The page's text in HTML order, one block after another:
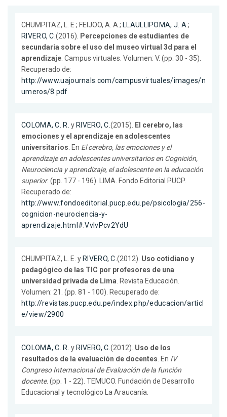
CHUMPITAZ, L. E.; FEIJOO, A. A.; LLAULLIPOMA, J. A.;
RIVERO, C.(2016). Percepciones de estudiantes de
secundaria sobre el uso del museo virtual 3d para el
aprendizaje. Campus virtuales. Volumen: V. (pp. 30 - 35).
Recuperado de:
http://www.uajournals.com/campusvirtuales/images/n
umeros/8.pdf
COLOMA, C. R. y RIVERO, C.(2015). El cerebro, las
emociones y el aprendizaje en adolescentes
universitarios. En El cerebro, las emociones y el
aprendizaje en adolescentes universitarios en Cognición,
Neurociencia y aprendizaje, el adolescente en la educación
superior. (pp. 177 - 196). LIMA. Fondo Editorial PUCP.
Recuperado de:
http://www.fondoeditorial.pucp.edu.pe/psicologia/256-
cognicion-neurociencia-y-
aprendizaje.html#.VvlvPcv2YdU
CHUMPITAZ, L. E. y RIVERO, C.(2012). Uso cotidiano y
pedagógico de las TIC por profesores de una
universidad privada de Lima. Revista Educación.
Volumen: 21. (pp. 81 - 100). Recuperado de:
http://revistas.pucp.edu.pe/index.php/educacion/articl
e/view/2900
COLOMA, C. R. y RIVERO, C.(2012). Uso de los
resultados de la evaluación de docentes. En IV
Congreso Internacional de Evaluación de la función
docente. (pp. 1 - 22). TEMUCO. Fundación de Desarrollo
Educacional y tecnológico La Araucanía.